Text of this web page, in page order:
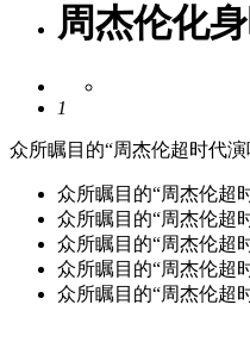
周杰伦化
1
众所瞩目的“周杰伦超时代
众所瞩目的“周杰伦超
众所瞩目的“周杰伦超
众所瞩目的“周杰伦超
众所瞩目的“周杰伦超
众所瞩目的“周杰伦超